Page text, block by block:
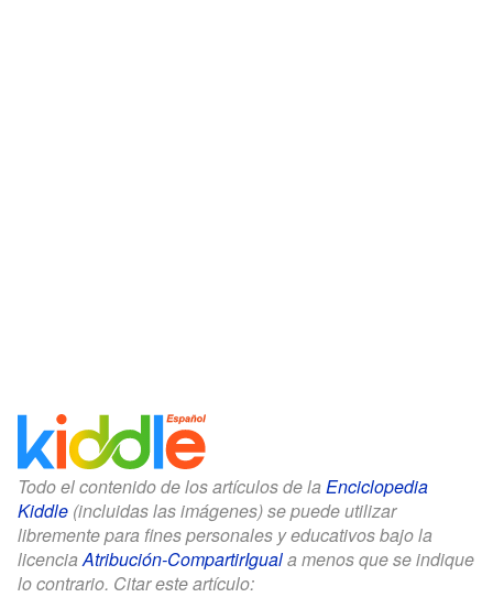
Todo el contenido de los artículos de la Enciclopedia
Kiddle (incluidas las imágenes) se puede utilizar
libremente para fines personales y educativos bajo la
licenciaAtribución-CompartirIguala menos que se indique
lo contrario. Citar este artículo: